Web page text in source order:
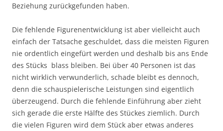
Beziehung zurückgefunden haben.
Die fehlende Figurenentwicklung ist aber vielleicht auch
einfach der Tatsache geschuldet, dass die meisten Figuren
nie ordentlich eingefürt werden und deshalb bis ans Ende
des Stücks blass bleiben. Bei über 40 Personen ist das
nicht wirklich verwunderlich, schade bleibt es dennoch,
denn die schauspielerische Leistungen sind eigentlich
überzeugend. Durch die fehlende Einführung aber zieht
sich gerade die erste Hälfte des Stückes ziemlich. Durch
die vielen Figuren wird dem Stück aber etwas anderes